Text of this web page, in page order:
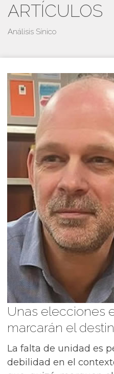
ARTÍCULOS
Análisis Sínico
Unas elecciones
marcarán el
La falta de unidad es
debilidad en el